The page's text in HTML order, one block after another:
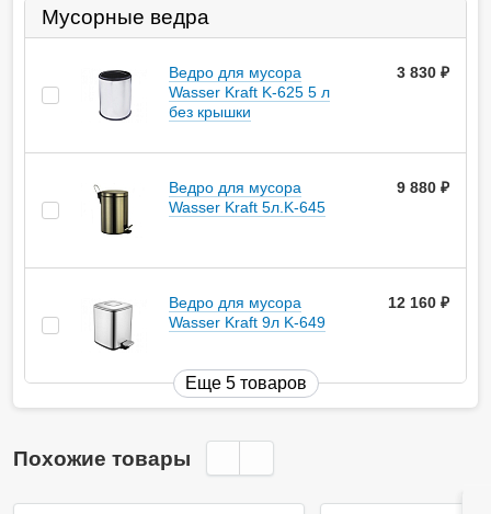
Мусорные ведра
Ведро для мусора
Wasser Kraft K-625 5 л
без крышки
3 830
Ведро для мусора
Wasser Kraft 5л.K-645
9 880
Ведро для мусора
Wasser Kraft 9л K-649
12 160
Еще 5 товаров
Похожие товары